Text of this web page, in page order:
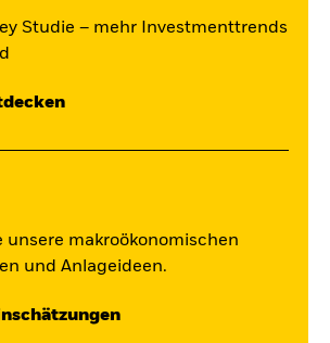
Studie – mehr Investmenttrends
unsere makroökonomischen
und Anlageideen.